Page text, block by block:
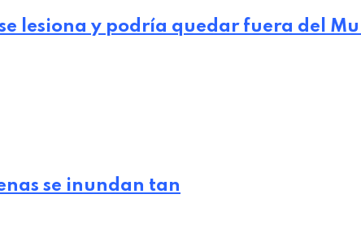
lesiona y podría quedar fuera del
se inundan tan